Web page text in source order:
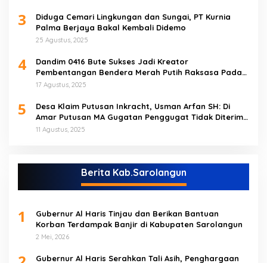
3
Diduga Cemari Lingkungan dan Sungai, PT Kurnia
Palma Berjaya Bakal Kembali Didemo
25 Agustus, 2025
4
Dandim 0416 Bute Sukses Jadi Kreator
Pembentangan Bendera Merah Putih Raksasa Pada
Peringatan HUT RI ke 80 di Tebo
17 Agustus, 2025
5
Desa Klaim Putusan Inkracht, Usman Arfan SH: Di
Amar Putusan MA Gugatan Penggugat Tidak Diterima
(NO)
11 Agustus, 2025
Berita Kab.Sarolangun
1
Gubernur Al Haris Tinjau dan Berikan Bantuan
Korban Terdampak Banjir di Kabupaten Sarolangun
2 Mei, 2026
Gubernur Al Haris Serahkan Tali Asih, Penghargaan